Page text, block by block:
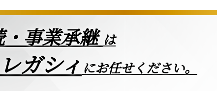
・事業承継 は
レガシィ にお任せください。